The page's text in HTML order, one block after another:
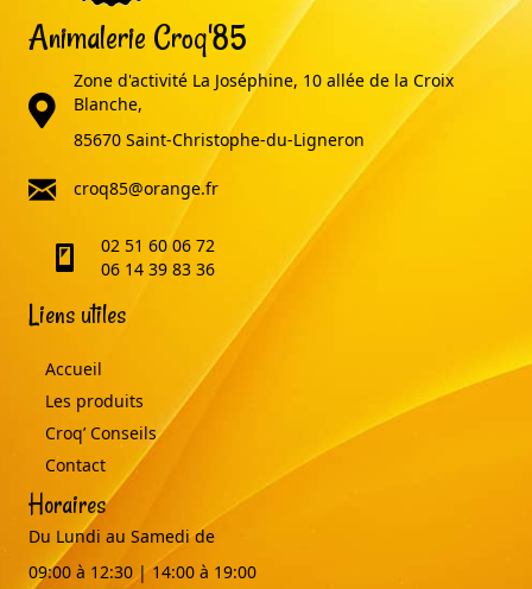
Animalerie Croq'85
adresse
Zone d'activité La Joséphine, 10 allée de la Croix
Blanche,
85670 Saint-Christophe-du-Ligneron
email
croq85@orange.fr
telephone02 51 60 06 72
06 14 39 83 36
Liens utiles
Accueil
Les produits
Croq’ Conseils
Contact
Horaires
Du Lundi au Samedi de
09:00 à 12:30 | 14:00 à 19:00